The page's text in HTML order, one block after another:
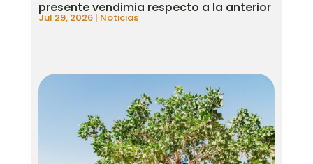
presente vendimia respecto a la anterior
Jul 29, 2026| Noticias